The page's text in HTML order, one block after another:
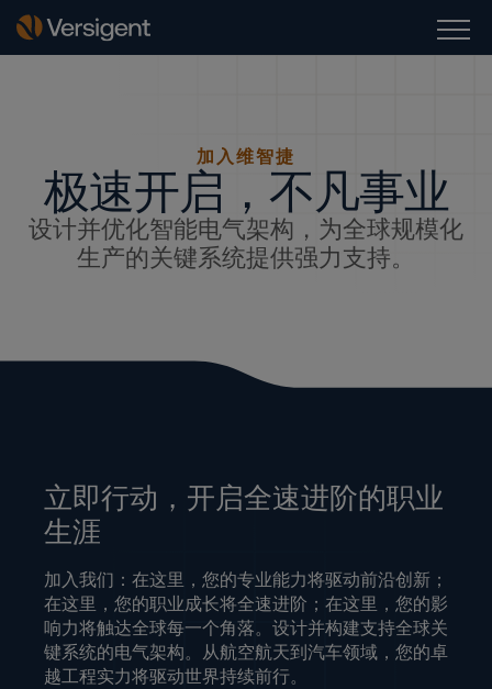
加入维智捷
极速开启，不凡事业
设计并优化智能电气架构，为全球规模化
生产的关键系统提供强力支持。
立即行动，开启全速进阶的职业
生涯
加入我们：在这里，您的专业能力将驱动前沿创新；
在这里，您的职业成长将全速进阶；在这里，您的影
响力将触达全球每一个角落。设计并构建支持全球关
键系统的电气架构。从航空航天到汽车领域，您的卓
越工程实力将驱动世界持续前行。